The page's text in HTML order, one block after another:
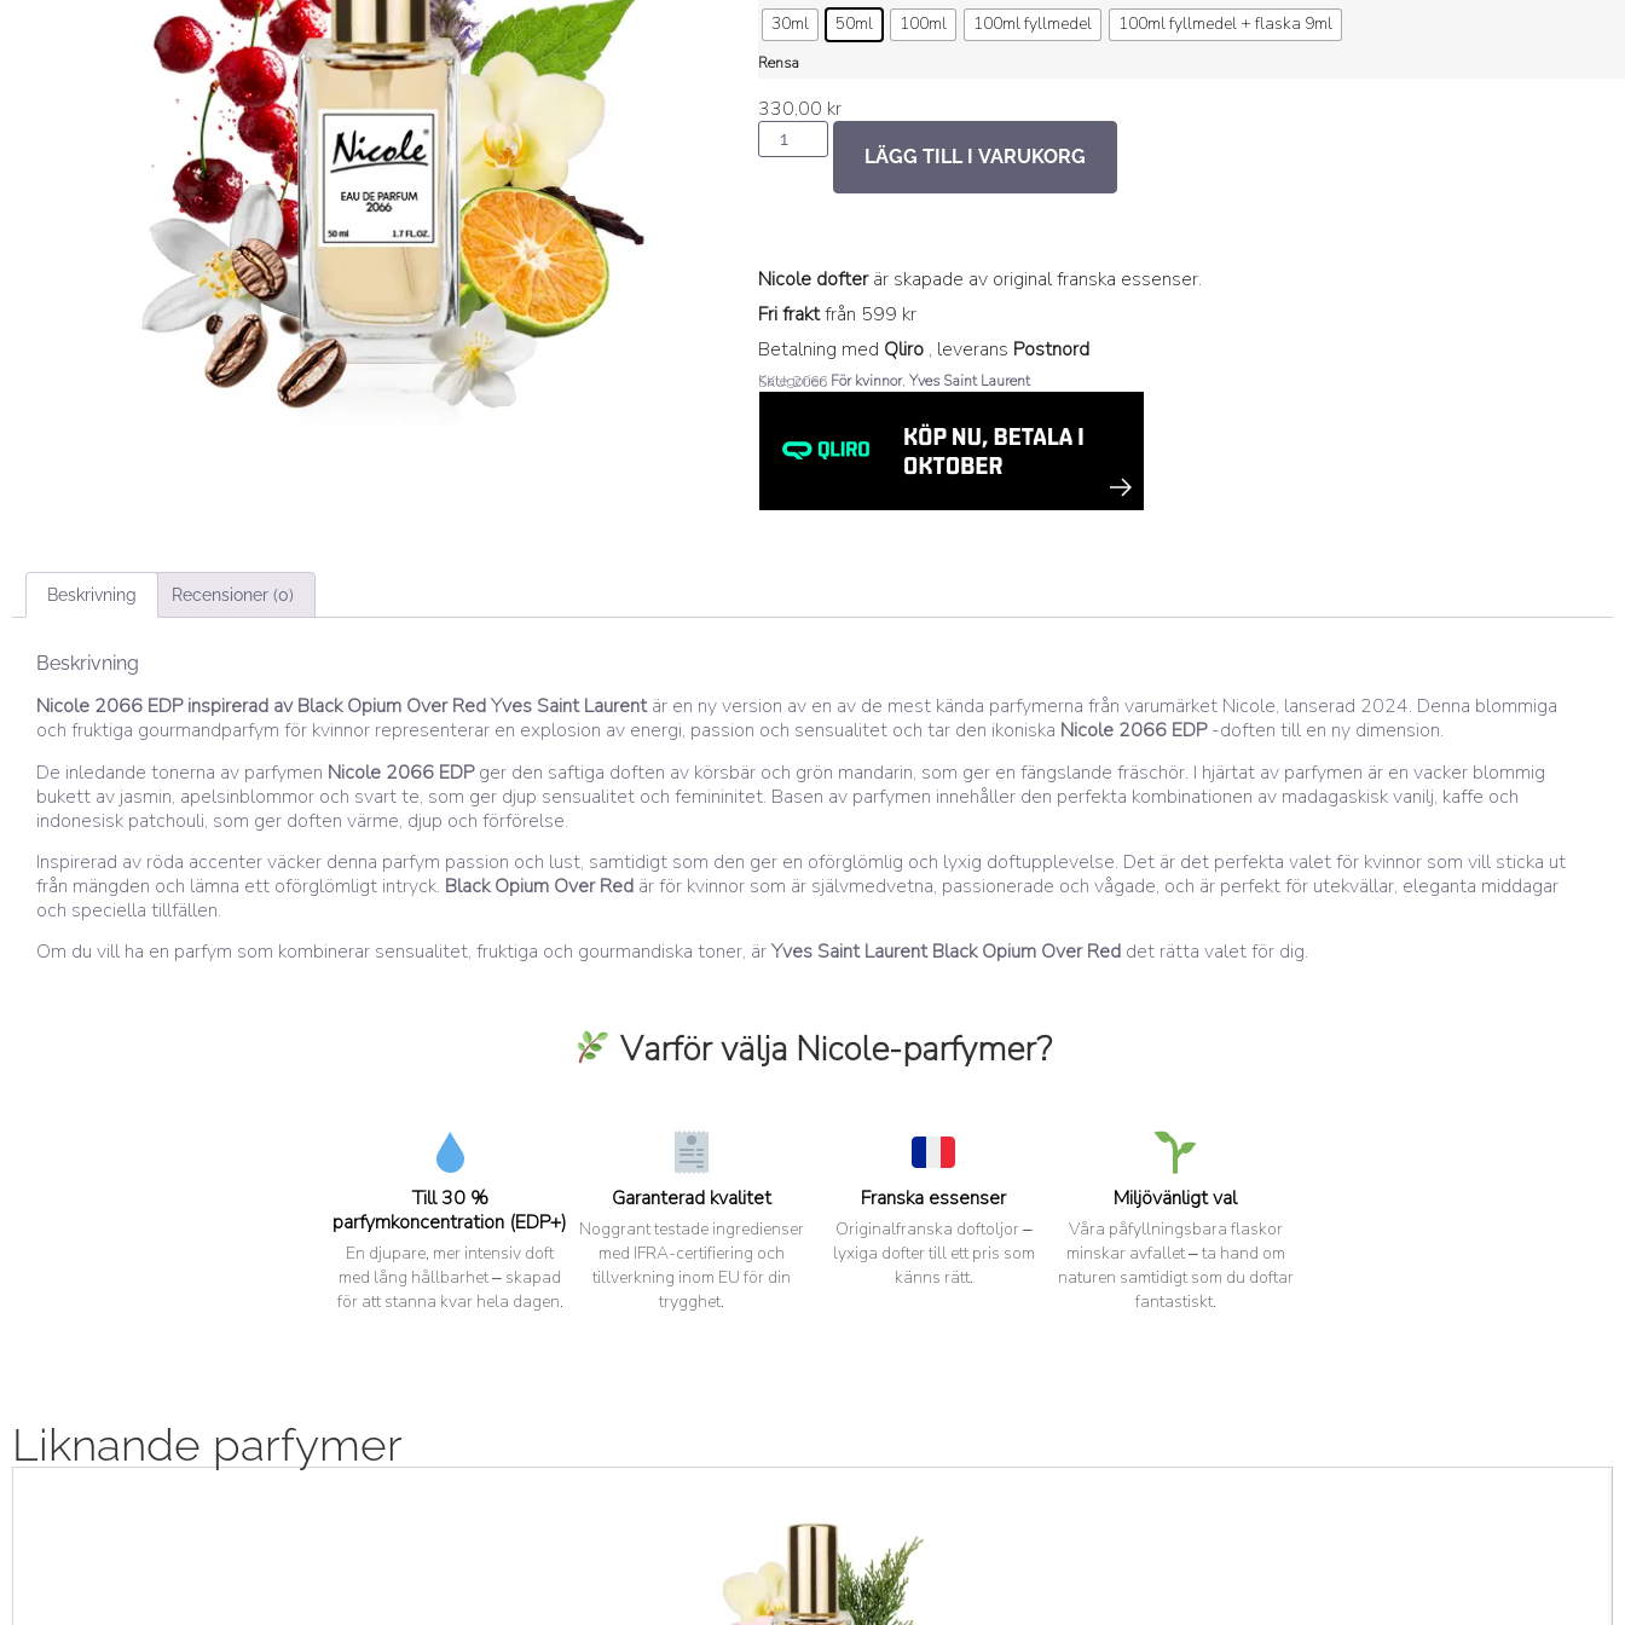
30ml 50ml 100ml 100ml fyllmedel 100ml fyllmedel + flaska 9ml
Rensa
330,00 kr
LÄGG TILL I VARUKORG
Nicole dofterär skapade av original franska essenser.
Fri fraktfrån 599 kr
Betalning med Qliro , leverans Postnord
SKU: 2066
Kategorier: För kvinnor,Yves Saint Laurent
Beskrivning Recensioner (0)
Beskrivning
Nicole 2066 EDP inspirerad av Black Opium Over Red Yves Saint Laurentär en ny version av en av de mest kända parfymerna från varumärket Nicole, lanserad 2024. Denna blommiga
och fruktiga gourmandparfym för kvinnor representerar en explosion av energi, passion och sensualitet och tar den ikoniska Nicole 2066 EDP-doften till en ny dimension.
De inledande tonerna av parfymen Nicole 2066 EDPger den saftiga doften av körsbär och grön mandarin, som ger en fängslande fräschör. I hjärtat av parfymen är en vacker blommig
bukett av jasmin, apelsinblommor och svart te, som ger djup sensualitet och femininitet. Basen av parfymen innehåller den perfekta kombinationen av madagaskisk vanilj, kaffe och
indonesisk patchouli, som ger doften värme, djup och förförelse.
Inspirerad av röda accenter väcker denna parfym passion och lust, samtidigt som den ger en oförglömlig och lyxig doftupplevelse. Det är det perfekta valet för kvinnor som vill sticka ut
från mängden och lämna ett oförglömligt intryck. Black Opium Over Red är för kvinnor som är självmedvetna, passionerade och vågade, och är perfekt för utekvällar, eleganta middagar
och speciella tillfällen.
Om du vill ha en parfym som kombinerar sensualitet, fruktiga och gourmandiska toner, ärYves Saint Laurent Black Opium Over Red det rätta valet för dig.
Varför välja Nicole-parfymer?
Till 30 %
parfymkoncentration (EDP+)
En djupare, mer intensiv doft
med lång hållbarhet – skapad
för att stanna kvar hela dagen.
Garanterad kvalitet
Noggrant testade ingredienser
med IFRA-certifiering och
tillverkning inom EU för din
trygghet.
Franska essenser
Originalfranska doftoljor –
lyxiga dofter till ett pris som
känns rätt.
Miljövänligt val
Våra påfyllningsbara flaskor
minskar avfallet – ta hand om
naturen samtidigt som du doftar
fantastiskt.
Liknande parfymer